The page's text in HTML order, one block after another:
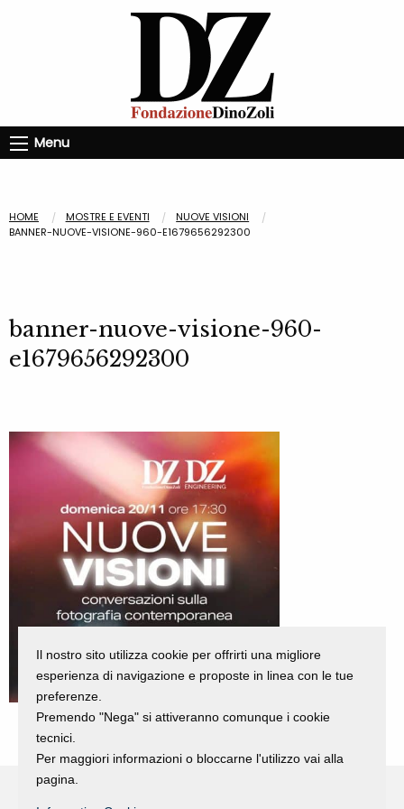
Menu
HOME MOSTRE E EVENTI
NUOVE VISIONI
BANNER-NUOVE-VISIONE-960-E1679656292300
banner-nuove-visione-960-
e1679656292300
Il nostro sito utilizza cookie per offrirti una migliore
esperienza di navigazione e proposte in linea con le tue
preferenze.
Premendo "Nega" si attiveranno comunque i cookie
tecnici.
Per maggiori informazioni o bloccarne l'utilizzo vai alla
pagina.